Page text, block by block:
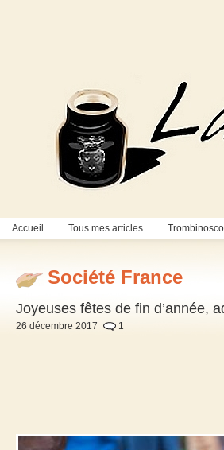
Accueil Tous mes articles
Société France
Joyeuses fêtes de fin d’année,
26 décembre 2017 1